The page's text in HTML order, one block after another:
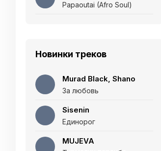
Papaoutai (Afro Soul)
Новинки треков
Murad Black, Shano
За любовь
Sisenin
Единорог
MUJEVA